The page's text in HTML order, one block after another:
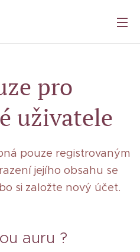
pro
uživatele
pouze registrovaným
jejího obsahu se
si založte nový účet.
auru ?